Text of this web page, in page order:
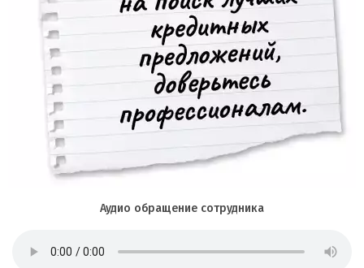
Аудио обращение сотрудника